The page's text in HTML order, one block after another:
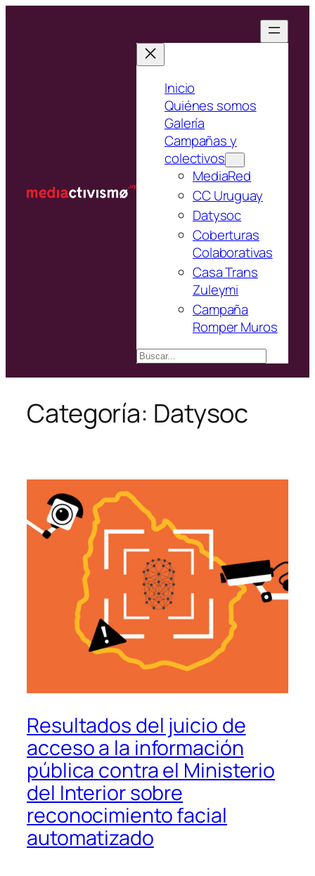
Inicio
Quiénes somos
Galería
Campañas y
colectivos
MediaRed
CC Uruguay
Datysoc
Coberturas
Colaborativas
Casa Trans
Zuleymi
Campaña
Romper Muros
Buscar
Categoría: Datysoc
Resultados del juicio de
acceso a la información
pública contra el Ministerio
del Interior sobre
reconocimiento facial
automatizado